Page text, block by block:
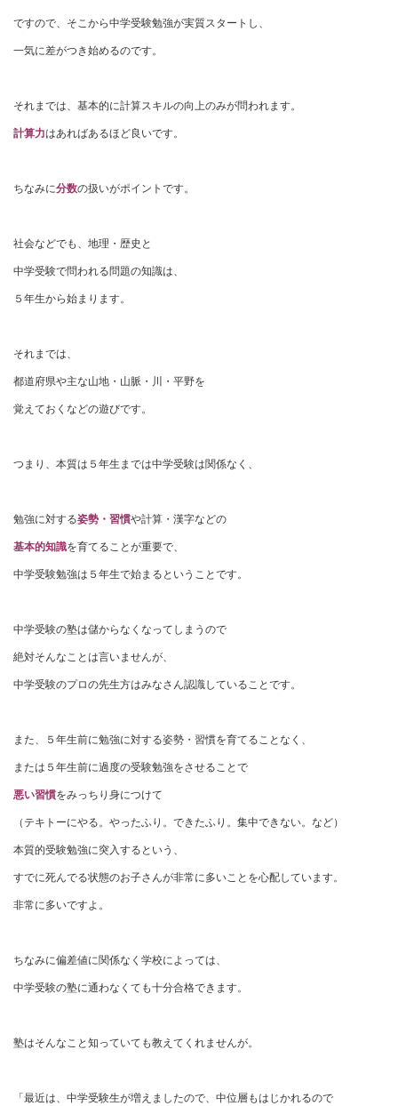
ですので、そこから中学受験勉強が実質スタートし、
一気に差がつき始めるのです。
それまでは、基本的に計算スキルの向上のみが問われます。
計算力はあればあるほど良いです。
ちなみに分数の扱いがポイントです。
社会などでも、地理・歴史と
中学受験で問われる問題の知識は、
５年生から始まります。
それまでは、
都道府県や主な山地・山脈・川・平野を
覚えておくなどの遊びです。
つまり、本質は５年生までは中学受験は関係なく、
勉強に対する姿勢・習慣や計算・漢字などの
基本的知識を育てることが重要で、
中学受験勉強は５年生で始まるということです。
中学受験の塾は儲からなくなってしまうので
絶対そんなことは言いませんが、
中学受験のプロの先生方はみなさん認識していることです。
また、５年生前に勉強に対する姿勢・習慣を育てることなく、
または５年生前に過度の受験勉強をさせることで
悪い習慣をみっちり身につけて
（テキトーにやる。やったふり。できたふり。集中できない。など）
本質的受験勉強に突入するという、
すでに死んでる状態のお子さんが非常に多いことを心配しています。
非常に多いですよ。
ちなみに偏差値に関係なく学校によっては、
中学受験の塾に通わなくても十分合格できます。
塾はそんなこと知っていても教えてくれませんが。
「最近は、中学受験生が増えましたので、中位層もはじかれるので